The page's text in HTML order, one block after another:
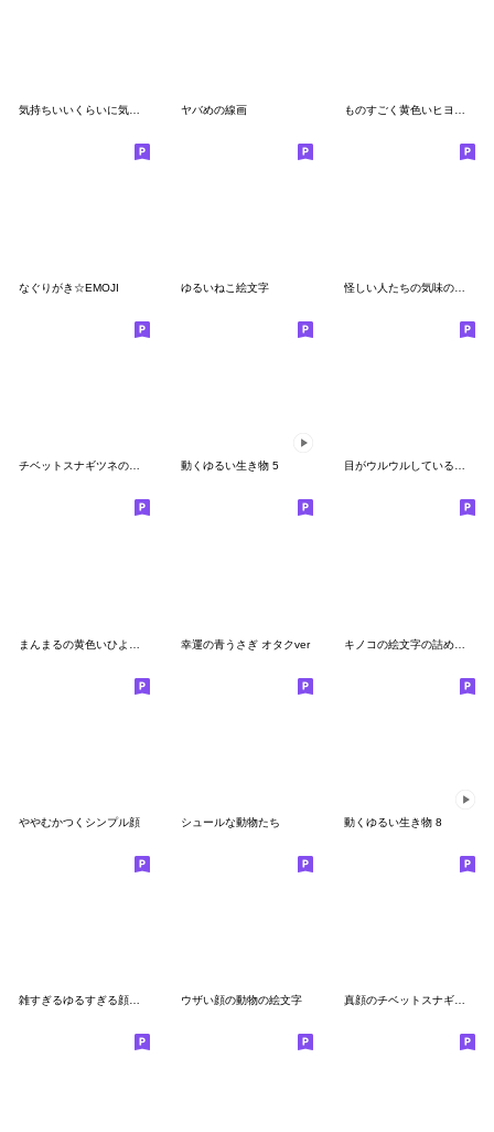
ヤバめの線画
なぐりがき☆EMOJI ゆるいねこ絵文字 怪しい人たちの気味の悪い絵文字
チベットスナギツネの絵文字 動くゆるい生き物 5 目がウルウルしているヒヨコ(絵文字)
幸運の青うさぎ オタクver キノコの絵文字の詰め合わせ
ややむかつくシンプル顔 シュールな動物たち 動くゆるい生き物 8
雑すぎるゆるすぎる顔文字の絵文字 ウザい顔の動物の絵文字 真顔のチベットスナギツネ -Emoji-